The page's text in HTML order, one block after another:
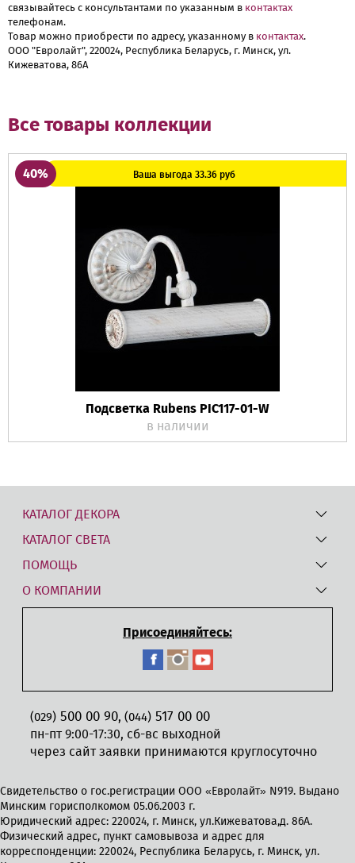
связывайтесь с консультантами по указанным в контактах
телефонам.
Товар можно приобрести по адресу, указанному в контактах.
ООО "Евролайт", 220024, Республика Беларусь, г. Минск, ул.
Кижеватова, 86А
Все товары коллекции
40% Ваша выгода 33.36 руб
Подсветка Rubens PIC117-01-W
в наличии
КАТАЛОГ ДЕКОРА
КАТАЛОГ СВЕТА
ПОМОЩЬ
О КОМПАНИИ
Присоединяйтесь:
(029) 500 00 90, (044) 517 00 00
пн-пт 9:00-17:30, сб-вс выходной
через сайт заявки принимаются круглосуточно
Свидетельство о гос.регистрации ООО «Евролайт» N919. Выдано
Минским горисполкомом 05.06.2003 г.
Юридический адрес: 220024, г. Минск, ул.Кижеватова,д. 86А.
Физический адрес, пункт самовывоза и адрес для
корреспонденции: 220024, Республика Беларусь, г. Минск, ул.